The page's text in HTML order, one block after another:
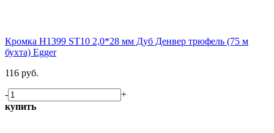
Кромка H1399 ST10 2,0*28 мм Дуб Денвер трюфель (75 м
бухта) Egger
116 руб.
-
+
купить